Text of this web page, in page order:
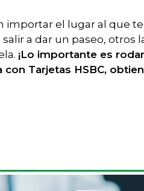
importar el lugar al que
a dar un paseo, otros
¡Lo importante es
Tarjetas HSBC,